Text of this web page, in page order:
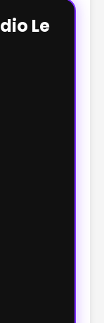
Le